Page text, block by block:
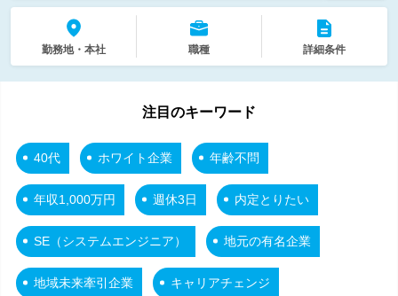
勤務地・本社 職種 詳細条件
注目のキーワード
40代 ホワイト企業 年齢不問
年収1,000万円 週休3日 内定とりたい
SE（システムエンジニア） 地元の有名企業
地域未来牽引企業 キャリアチェンジ